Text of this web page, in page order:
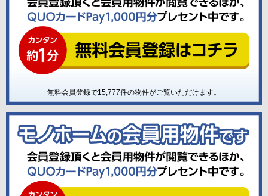
無料会員登録で15,777件の物件がご覧いただけます。